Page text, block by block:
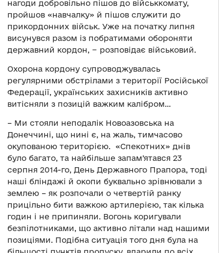
нагоди добровільно пішов до військкомату,
пройшов «навчалку» й пішов служити до
прикордонних військ. Уже на початку липня
висунувся разом із побратимами обороняти
державний кордон, − розповідає військовий.
Охорона кордону супроводжувалась
регулярними обстрілами з території Російської
Федерації, українських захисників активно
витісняли з позицій важким калібром…
– Ми стояли неподалік Новоазовська на
Донеччині, що нині є, на жаль, тимчасово
окупованою територією. «Спекотних» днів
було багато, та найбільше запам’ятався 23
серпня 2014-го, День Державного Прапора, тоді
наші бліндажі й окопи буквально зрівнювали з
землею – як розпочали о четвертій ранку
прицільно бити важкою артилерією, так кілька
годин і не припиняли. Вогонь коригували
безпілотниками, що активно літали над нашими
позиціями. Подібна ситуація того дня була на